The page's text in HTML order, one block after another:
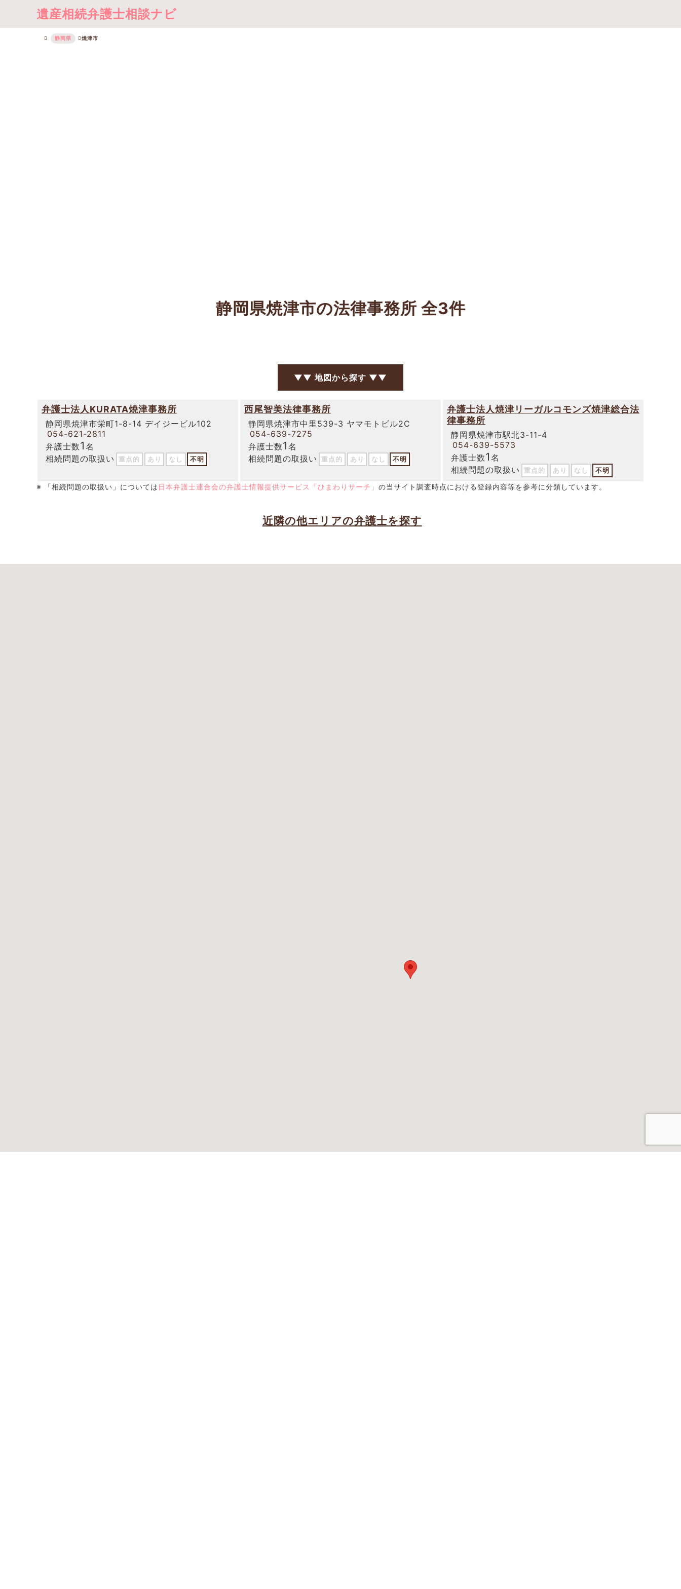
遺産相続弁護士相談ナビ
静岡県 焼津市
静岡県焼津市の法律事務所 全3件
▼▼ 地図から探す ▼▼
弁護士法人KURATA焼津事務所
静岡県焼津市栄町1-8-14 デイジービル102
054-621-2811
弁護士数1 名
相続問題の取扱い
重点的 あり なし 不明
西尾智美法律事務所
静岡県焼津市中里539-3 ヤマモトビル2C
054-639-7275
弁護士数1 名
相続問題の取扱い
重点的 あり なし 不明
弁護士法人焼津リーガルコモンズ焼津総合法
律事務所
静岡県焼津市駅北3-11-4
054-639-5573
弁護士数1 名
相続問題の取扱い
重点的 あり なし 不明
※ 「相続問題の取扱い」については 日本弁護士連合会の弁護士情報提供サービス「ひまわりサーチ」 の当サイト調査時点における登録内容等を参考に分類しています。
近隣の他エリアの弁護士を探す